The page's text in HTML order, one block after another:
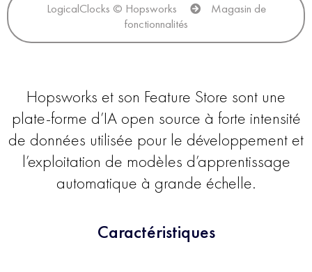
LogicalClocks © Hopsworks
Magasin de
fonctionnalités
Hopsworks et son Feature Store sont une
plate-forme d’IA open source à forte intensité
de données utilisée pour le développement et
l’exploitation de modèles d’apprentissage
automatique à grande échelle.
Caractéristiques